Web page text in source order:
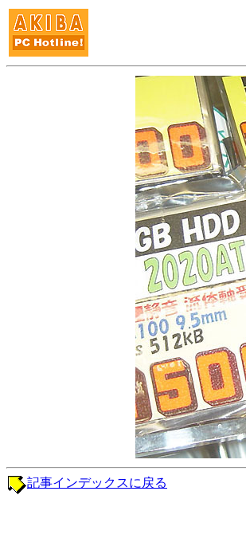
記事インデックスに戻る